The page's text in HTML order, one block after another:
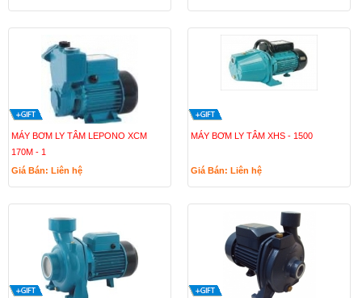
MÁY BƠM LY TÂM LEPONO XCM
170M - 1
Giá Bán: Liên hệ
MÁY BƠM LY TÂM XHS - 1500
Giá Bán: Liên hệ